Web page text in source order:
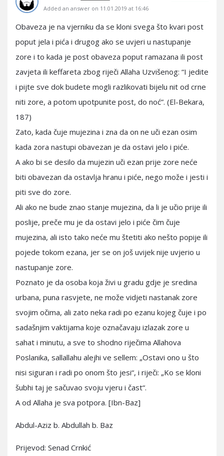
Added an answer on 11.01.2019 at 16:46
Obaveza je na vjerniku da se kloni svega što kvari post
poput jela i pića i drugog ako se uvjeri u nastupanje
zore i to kada je post obaveza poput ramazana ili post
zavjeta ili keffareta zbog riječi Allaha Uzvišenog: “I jedite
i pijte sve dok budete mogli razlikovati bijelu nit od crne
niti zore, a potom upotpunite post, do noć”. (El-Bekara,
187)
Zato, kada čuje mujezina i zna da on ne uči ezan osim
kada zora nastupi obavezan je da ostavi jelo i piće.
A ako bi se desilo da mujezin uči ezan prije zore neće
biti obavezan da ostavlja hranu i piće, nego može i jesti i
piti sve do zore.
Ali ako ne bude znao stanje mujezina, da li je učio prije ili
poslije, preče mu je da ostavi jelo i piće čim čuje
mujezina, ali isto tako neće mu štetiti ako nešto popije ili
pojede tokom ezana, jer se on još uvijek nije uvjerio u
nastupanje zore.
Poznato je da osoba koja živi u gradu gdje je sredina
urbana, puna rasvjete, ne može vidjeti nastanak zore
svojim očima, ali zato neka radi po ezanu kojeg čuje i po
sadašnjim vaktijama koje označavaju izlazak zore u
sahat i minutu, a sve to shodno riječima Allahova
Poslanika, sallallahu alejhi ve sellem: „Ostavi ono u što
nisi siguran i radi po onom što jesi“, i riječi: „Ko se kloni
šubhi taj je sačuvao svoju vjeru i čast“.
A od Allaha je sva potpora. [Ibn-Baz]
Abdul-Aziz b. Abdullah b. Baz
Prijevod: Senad Crnkić